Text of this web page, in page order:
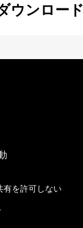
ウンロード
有を許可しない